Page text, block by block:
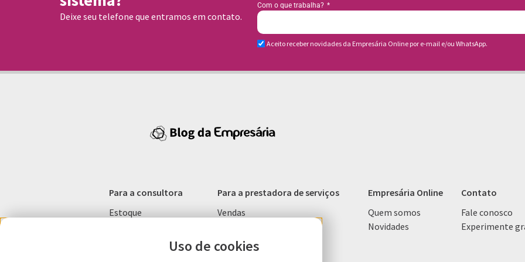
Deixe seu telefone que entramos em contato.
Com o que trabalha?
Aceito receber novidades da Empresária Online por e-mail e/ou WhatsApp.
Para a consultora
Estoque
Para a prestadora de serviços
Vendas
Marketing
MEI
Empresária Online
Quem somos
Novidades
Contato
Fale conosco
Experimente
Uso de cookies